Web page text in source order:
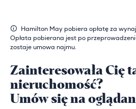
Hamilton May pobiera opłatę za
Opłata pobierana jest po
zostaje umowa najmu.
Zainteresowała Cię
nieruchomość?
Umów się na